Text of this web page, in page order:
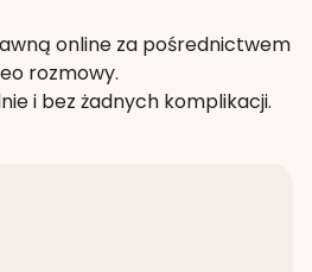
online za pośrednictwem
rozmowy.
i bez żadnych komplikacji.